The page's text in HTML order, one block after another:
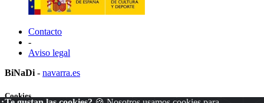
Contacto
-
Aviso legal
BiNaDi - navarra.es
Cookies